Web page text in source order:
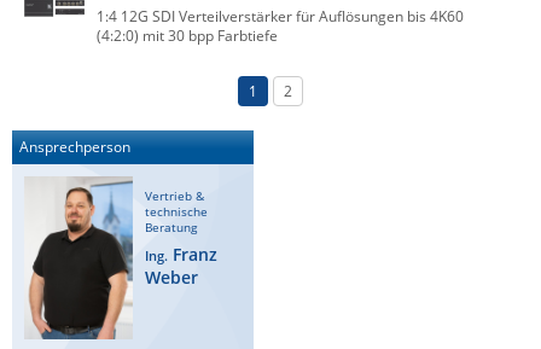
1:4 12G SDI Verteilverstärker für Auflösungen bis 4K60
(4:2:0) mit 30 bpp Farbtiefe
1 2
Ansprechperson
Vertrieb &
technische
Beratung
Ing. Franz
Weber